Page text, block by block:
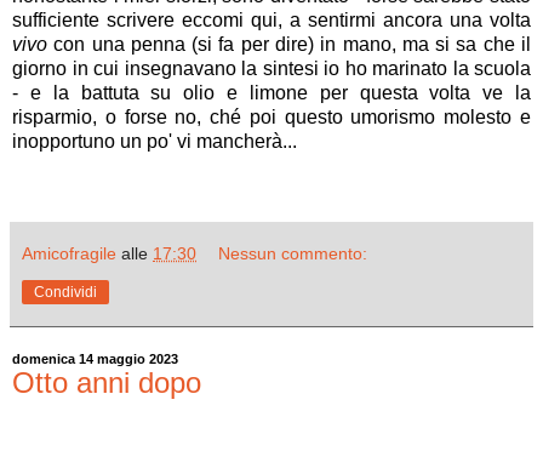
sufficiente scrivere eccomi qui, a sentirmi ancora una volta
vivocon una penna (si fa per dire) in mano, ma si sa che il
giorno in cui insegnavano la sintesi io ho marinato la scuola
- e la battuta su olio e limone per questa volta ve la
risparmio, o forse no, ché poi questo umorismo molesto e
inopportuno un po' vi mancherà...
Amicofragile alle 17:30 Nessun commento:
Condividi
domenica 14 maggio 2023
Otto anni dopo